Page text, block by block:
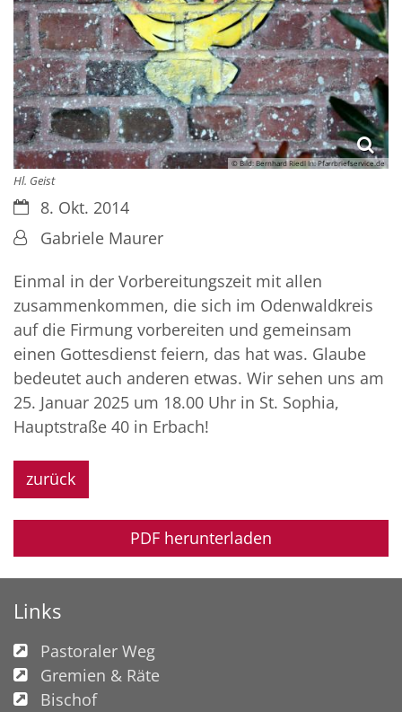
© Bild: Bernhard Riedl In: Pfarrbriefservice.de
Hl. Geist
Datum:8. Okt. 2014
Von:Gabriele Maurer
Einmal in der Vorbereitungszeit mit allen
zusammenkommen, die sich im Odenwaldkreis
auf die Firmung vorbereiten und gemeinsam
einen Gottesdienst feiern, das hat was. Glaube
bedeutet auch anderen etwas. Wir sehen uns am
25. Januar 2025 um 18.00 Uhr in St. Sophia,
Hauptstraße 40 in Erbach!
zurück
PDF herunterladen
Links
Pastoraler Weg
Gremien & Räte
Bischof